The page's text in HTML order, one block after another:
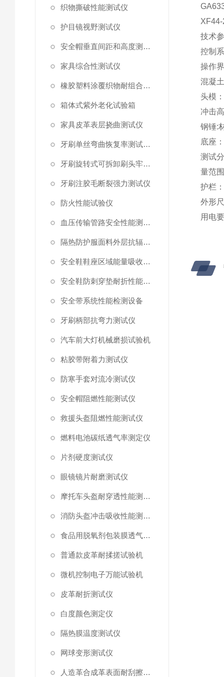
织物撕破性能测试仪
护目镜视野测试仪
安全帽垂直间距和高度测量仪
家具综合性测试仪
橡胶塑料涂覆织物耐组合剪切曲挠磨擦测定仪
箱体式紫外老化试验箱
家具皮革表层挠曲测试仪
牙刷单丝弯曲恢复率测试工装
牙刷旋转式可拆卸刷头牢固度测试仪
牙刷注胶毛断裂强力测试仪
防火性能试验仪
血压传输管路安全性能测试仪
隔热防护服面料外层抗辐射渗透性能测试仪
安全鞋鞋座区域能量吸收测试仪
安全鞋防刺穿垫耐折性能测试仪
安全带系统性能检测设备
牙刷柄部抗弯力测试仪
汽车前大灯机械磨损试验机
粘胶带附着力测试仪
防寒手套对流冷测试仪
安全帽阻燃性能测试仪
救援头盔阻燃性能测试仪
燃料电池碳纸透气率测定仪
片剂硬度测试仪
眼镜镜片耐磨测试仪
摩托车头盔耐穿透性能测试仪
消防头盔冲击吸收性能测试仪
食品用脱氧剂包装膜透气阻力测试仪
普通款皮革耐揉搓试验机
微机控制电子万能试验机
皮革耐折测试仪
白度颜色测定仪
隔热膜温度测试仪
网球变形测试仪
人造革合成革表面耐刮擦综合测试仪
技术
控制
操作
混凝
头模
冲击
钢锤:
底座
测试
量范
护栏
外形
用电